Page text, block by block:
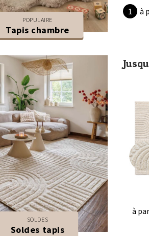
POPULAIRE
Tapis chambre
à
SOLDES
Soldes tapis
à